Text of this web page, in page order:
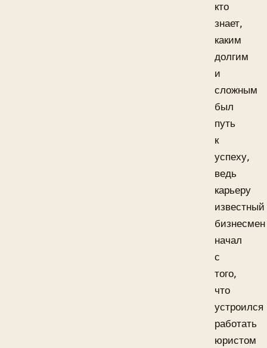
кто
знает,
каким
долгим
и
сложным
был
путь
к
успеху,
ведь
карьеру
известный
бизнесмен
начал
с
того,
что
устроился
работать
юристом